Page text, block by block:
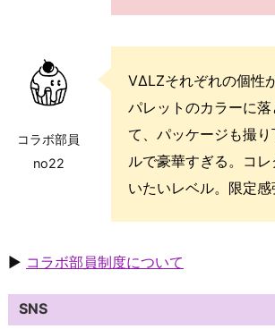
コラボ部員
no22
VΔLZそれぞれの個性
パレットのカラーに
て、パッケージも撮
ルで豪華すぎる。コ
いたいレベル。限定感
▶ コラボ部員制度について
SNS